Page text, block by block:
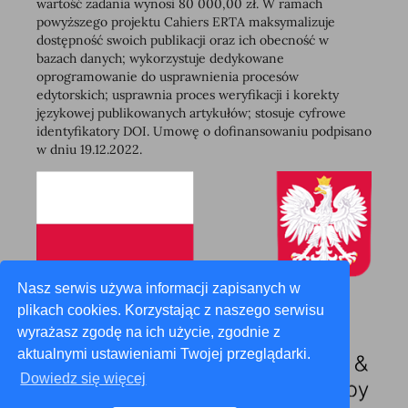
Nasz serwis używa informacji zapisanych w
plikach cookies. Korzystając z naszego serwisu
wyrażasz zgodę na ich użycie, zgodnie z
aktualnymi ustawieniami Twojej przeglądarki.
Dowiedz się więcej
wartość zadania wynosi 80 000,00 zł. W ramach
powyższego projektu Cahiers ERTA maksymalizuje
dostępność swoich publikacji oraz ich obecność w
bazach danych; wykorzystuje dedykowane
oprogramowanie do usprawnienia procesów
edytorskich; usprawnia proces weryfikacji i korekty
językowej publikowanych artykułów; stosuje cyfrowe
identyfikatory DOI. Umowę o dofinansowaniu podpisano
w dniu 19.12.2022.